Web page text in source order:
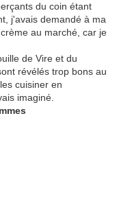
du coin étant
j'avais demandé à ma
au marché, car je
de Vire et du
révélés trop bons au
cuisiner en
imaginé.